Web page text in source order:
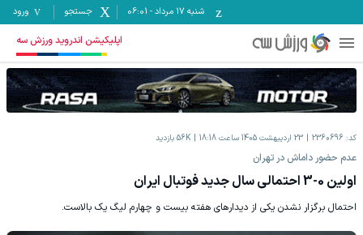
شنبه ۱۷ مرداد -
06:01 جستجو ورود
اپلیکیشن اندروید ورزش سه
کد: 2360696 23 اردیبهشت 1405 ساعت 18:18 56K بازدید
عدم ‌حضور داماش در تهران
اولین 0-3 احتمالی سال جدید فوتبال ایران
احتمال برگزار نشدن یکی از دیدارهای هفته بیست و چهارم لیگ یک بالاست.